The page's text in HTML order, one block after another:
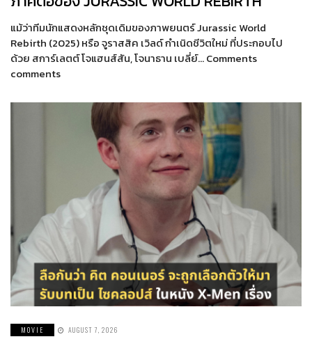
แม้ว่าทีมนักแสดงหลักชุดเดิมของภาพยนตร์ Jurassic World
Rebirth (2025) หรือ จูราสสิค เวิลด์ กำเนิดชีวิตใหม่ ที่ประกอบไป
ด้วย สการ์เลตต์ โจแฮนส์สัน, โจนาธาน เบลี่ย์… Comments
comments
MOVIE AUGUST 7, 2026